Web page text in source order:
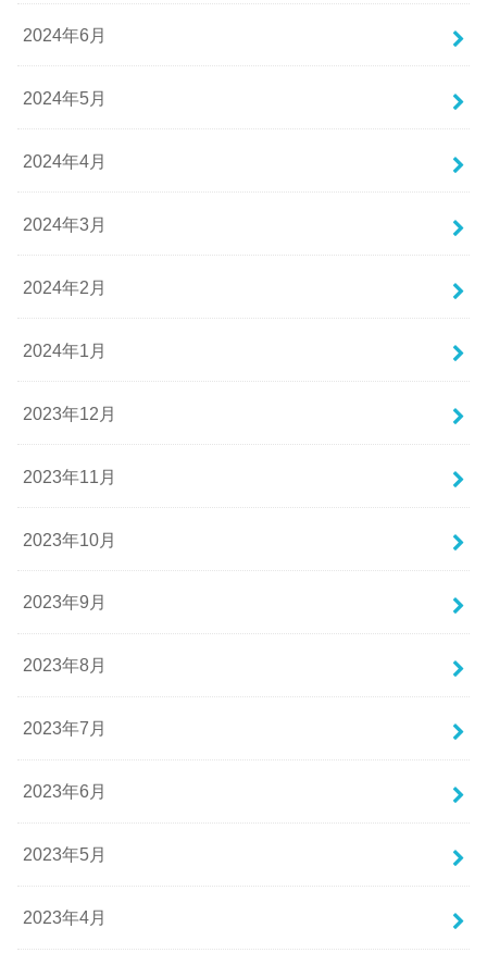
2024年6月
2024年5月
2024年4月
2024年3月
2024年2月
2024年1月
2023年12月
2023年11月
2023年10月
2023年9月
2023年8月
2023年7月
2023年6月
2023年5月
2023年4月